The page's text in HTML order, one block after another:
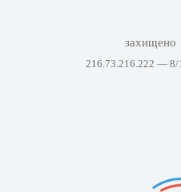
захищено
216.73.216.222 — 8/